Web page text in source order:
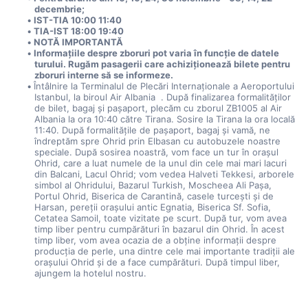
decembrie;
IST-TIA 10:00 11:40
TIA-IST 18:00 19:40
NOTĂ IMPORTANTĂ
Informațiile despre zboruri pot varia în funcție de datele
turului. Rugăm pasagerii care achiziționează bilete pentru
zboruri interne să se informeze.
Întâlnire la Terminalul de Plecări Internaționale a Aeroportului
Istanbul, la biroul Air Albania  . După finalizarea formalităților
de bilet, bagaj și pașaport, plecăm cu zborul ZB1005 al Air
Albania la ora 10:40 către Tirana. Sosire la Tirana la ora locală
11:40. După formalitățile de pașaport, bagaj și vamă, ne
îndreptăm spre Ohrid prin Elbasan cu autobuzele noastre
speciale. După sosirea noastră, vom face un tur în orașul
Ohrid, care a luat numele de la unul din cele mai mari lacuri
din Balcani, Lacul Ohrid; vom vedea Halveti Tekkesi, arborele
simbol al Ohridului, Bazarul Turkish, Moscheea Ali Pașa,
Portul Ohrid, Biserica de Carantină, casele turcești și de
Harsan, pereții orașului antic Egnatia, Biserica Sf. Sofia,
Cetatea Samoil, toate vizitate pe scurt. După tur, vom avea
timp liber pentru cumpărături în bazarul din Ohrid. În acest
timp liber, vom avea ocazia de a obține informații despre
producția de perle, una dintre cele mai importante tradiții ale
orașului Ohrid și de a face cumpărături. După timpul liber,
ajungem la hotelul nostru.